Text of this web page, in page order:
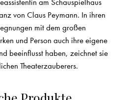
von Claus Peymann. In ihren
mit dem großen
und Person auch ihre eigene
beeinflusst haben, zeichnet sie
Theaterzauberers.